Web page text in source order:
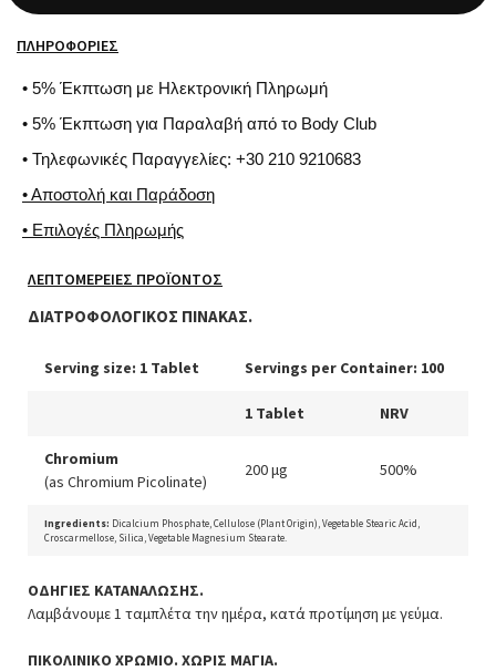
ΠΛΗΡΟΦΟΡΊΕΣ
• 5% Έκπτωση με Ηλεκτρονική Πληρωμή
• 5% Έκπτωση για Παραλαβή από το Body Club
• Τηλεφωνικές Παραγγελίες: +30 210 9210683
• Αποστολή και Παράδοση
• Επιλογές Πληρωμής
ΛΕΠΤΟΜΈΡΕΙΕΣ ΠΡΟΪΌΝΤΟΣ
ΔΙΑΤΡΟΦΟΛΟΓΙΚΟΣ ΠΙΝΑΚΑΣ.
Serving size: 1 Tablet Servings per Container: 100
1 Tablet NRV
Chromium
(as Chromium Picolinate)
200 μg 500%
Ingredients: Dicalcium Phosphate, Cellulose (Plant Origin), Vegetable Stearic Acid,
Croscarmellose, Silica, Vegetable Magnesium Stearate.
ΟΔΗΓΙΕΣ ΚΑΤΑΝΑΛΩΣΗΣ.
Λαμβάνουμε 1 ταμπλέτα την ημέρα, κατά προτίμηση με γεύμα.
ΠΙΚΟΛΙΝΙΚΟ ΧΡΩΜΙΟ. ΧΩΡΙΣ ΜΑΓΙΑ.